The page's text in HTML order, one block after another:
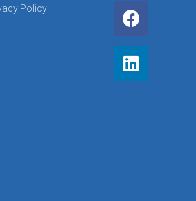
Policy